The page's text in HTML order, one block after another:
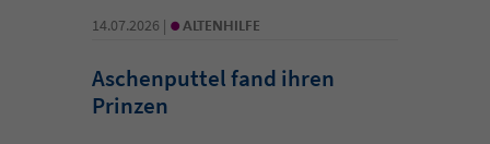
14.07.2026 | • ALTENHILFE
Aschenputtel fand ihren
Prinzen